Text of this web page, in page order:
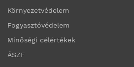
Környezetvédelem
Fogyasztóvédelem
Minőségi célértékek
ÁSZF